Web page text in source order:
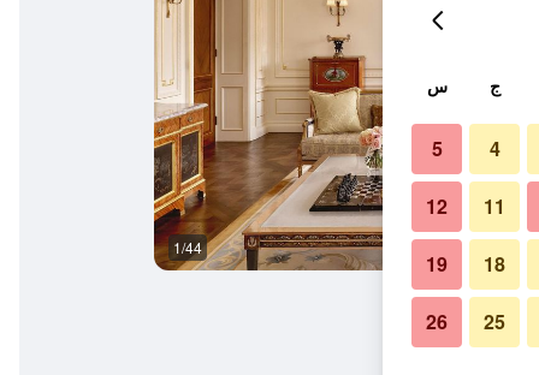
1/44
ج س
4
5
11
12
18
19
25
26